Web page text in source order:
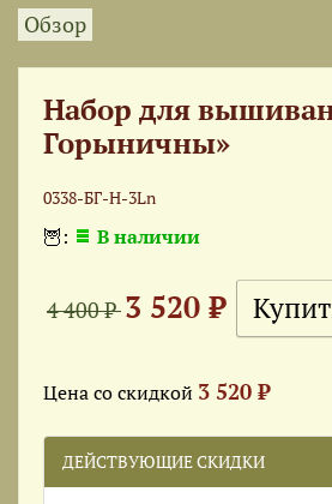
Обзор
Набор для
Горыничны»
0338-БГ-Н-3Ln
🦉: В наличии
4 400 ₽3 520 ₽
Цена со скидкой 3 520 ₽
ДЕЙСТВУЮЩИЕ СКИДКИ